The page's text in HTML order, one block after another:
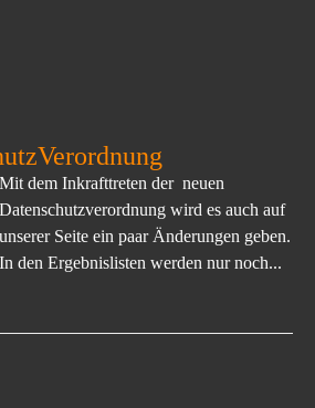
Mit dem Inkrafttreten der neuen
Datenschutzverordnung wird es auch auf
unserer Seite ein paar Änderungen geben.
In den Ergebnislisten werden nur noch...